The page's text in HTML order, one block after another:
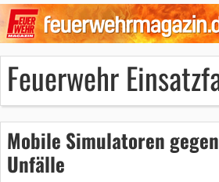
Feuerwehr
Mobile Simulatoren
Unfälle